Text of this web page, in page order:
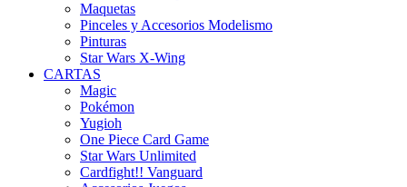
Maquetas
Pinceles y Accesorios Modelismo
Pinturas
Star Wars X-Wing
CARTAS
Magic
Pokémon
Yugioh
One Piece Card Game
Star Wars Unlimited
Cardfight!! Vanguard